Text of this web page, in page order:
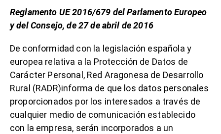
Reglamento UE 2016/679 del Parlamento Europeo
y del Consejo, de 27 de abril de 2016
De conformidad con la legislación española y
europea relativa a la Protección de Datos de
Carácter Personal, Red Aragonesa de Desarrollo
Rural (RADR)informa de que los datos personales
proporcionados por los interesados a través de
cualquier medio de comunicación establecido
con la empresa, serán incorporados a un